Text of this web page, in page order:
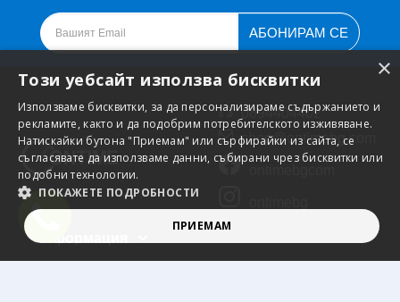
АБОНИРАМ СЕ
0894404402
shop@ontimebg.com
Информация
×
Този уебсайт използва бисквитки
Използваме бисквитки, за да персонализираме съдържанието и
рекламите, както и да подобрим потребителското изживяване.
Натискайки бутона "Приемам" или сърфирайки из сайта, се
съгласявате да използваме данни, събирани чрез бисквитки или
подобни технологии.
ПОКАЖЕТЕ ПОДРОБНОСТИ
ПРИЕМАМ
СТРОГО НЕОБХОДИМО ЕФЕКТИВНОСТ